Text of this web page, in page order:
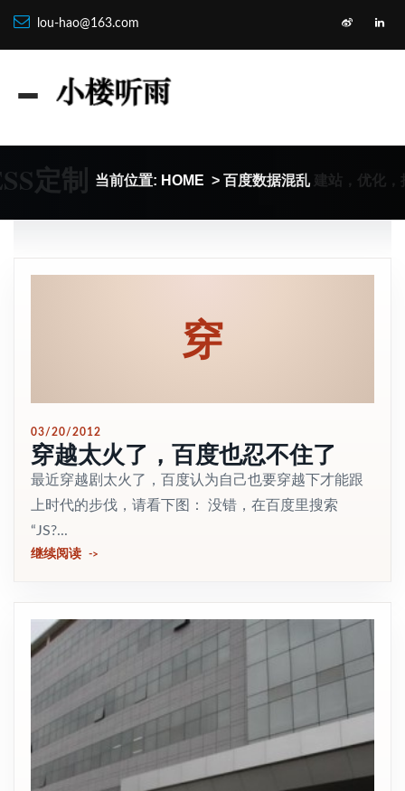
lou-hao@163.com
定制 当前位置: HOME > 百度数据混乱 建站，优化，
穿
03/20/2012
穿越太火了，百度也忍不住了
最近穿越剧太火了，百度认为自己也要穿越下才能跟
上时代的步伐，请看下图： 没错，在百度里搜索
“JS?...
继续阅读